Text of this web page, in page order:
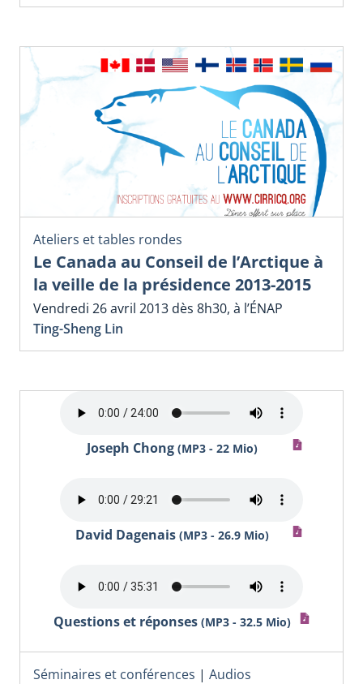
Ateliers et tables rondes
Le Canada au Conseil de l’Arctique à
la veille de la présidence 2013-2015
Vendredi 26 avril 2013 dès 8h30, à l’ÉNAP
Ting-Sheng Lin
Joseph Chong (MP3 - 22 Mio)
David Dagenais (MP3 - 26.9 Mio)
Questions et réponses (MP3 - 32.5 Mio)
Séminaires et conférences | Audios